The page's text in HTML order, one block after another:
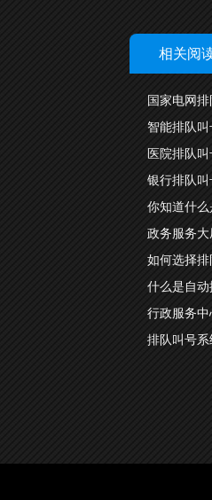
相关阅
国家电网
智能排队
医院排队
银行排队
你知道什
政务服务
如何选择
什么是自
行政服务
排队叫号